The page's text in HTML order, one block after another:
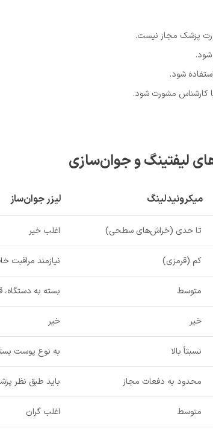
پزشک مجاز نیست.
شود.
شود.
کارشناس مشورت شود.
لیفتینگ و جوان‌سازی
میکرونیدلینگ لیزر جوان‌ساز
تا حدی (خراش‌های سطحی) اغلب خیر
کم (قرمزی) نیازمند مراقبت
متوسط بسته به
خیر خیر
نسبتاً بالا به نوع پوست
محدود به دفعات مجاز باید طبق نظر
متوسط اغلب گران